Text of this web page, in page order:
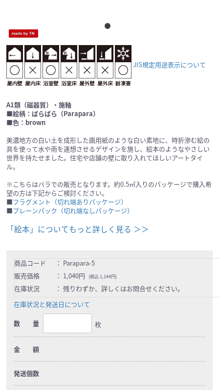
JIS規定用途表示について
A1類（磁器質）・施釉
■絵柄：ぱらぱら（Parapara）
■色：brown
美濃地方の白い土を成形した画用紙のような白い素地に、時折滲む絵の
具を使って水や雨を連想させるデザインを施し、絵本のようなやさしい
世界を持たせました。住宅や店舗の壁に取り入れてほしいアートタイ
ル。
※こちらはバラでの販売となります。約0.5㎡入りのパッケージで購入希
望の方は下記からご検討ください。
■フラグメント（切れ端ありパッケージ）
■プレーンパック（切れ端なしパッケージ）
「絵本」についてもっと詳しく見る ＞＞
商品コード ： Parapara-5
販売価格
： 1,040円 (税込 1,144円)
在庫状況 ： 残りわずか、詳しくはお問合せください。
在庫状況と発送日について
数 量 枚
金 額
発送個数